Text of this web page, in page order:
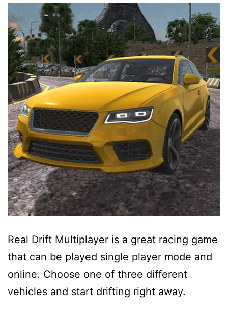
Real Drift Multiplayer is a great racing game
that can be played single player mode and
online. Choose one of three different
vehicles and start drifting right away.